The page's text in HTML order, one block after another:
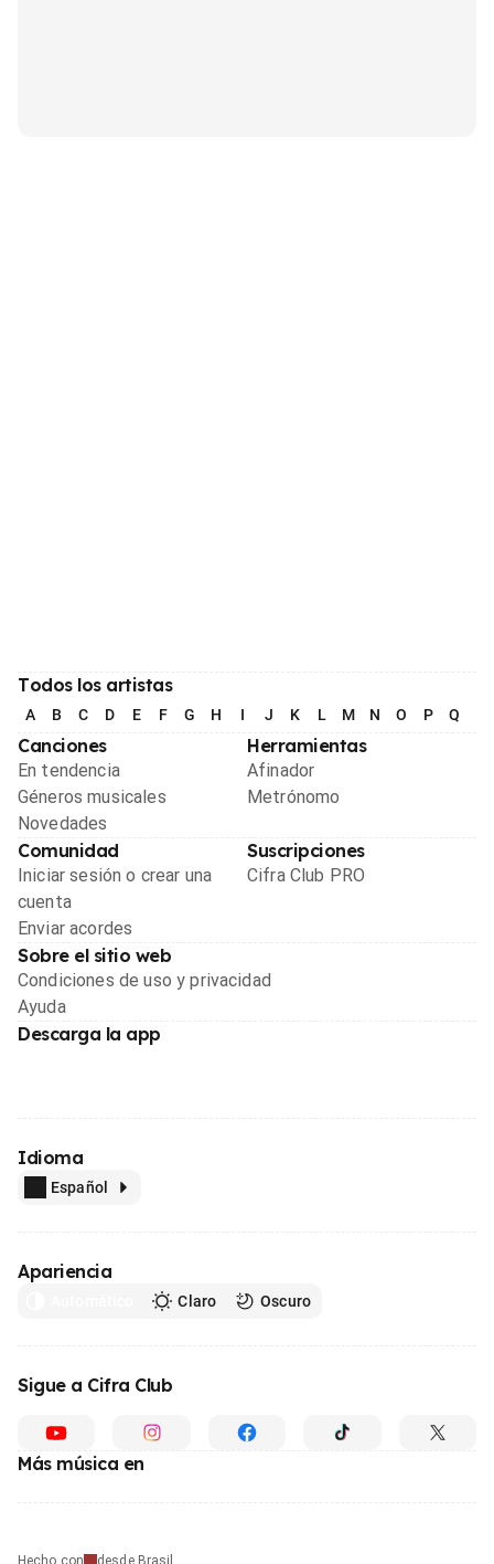
Todos los artistas
A B C D E F G H I J K L M N O P Q
Canciones
En tendencia
Géneros musicales
Novedades
Herramientas
Afinador
Metrónomo
Comunidad
Iniciar sesión o crear una
cuenta
Enviar acordes
Suscripciones
Cifra Club PRO
Sobre el sitio web
Condiciones de uso y privacidad
Ayuda
Descarga la app
Idioma
Español
Apariencia
Claro Oscuro
Sigue a Cifra Club
Más música en
Hecho con desde Brasil